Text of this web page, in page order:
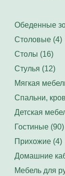
Обеденные
Столовые (4)
Столы (16)
Стулья (12)
Мягкая
Спальни,
Детская
Гостиные (90)
Прихожие (4)
Домашние
Мебель для